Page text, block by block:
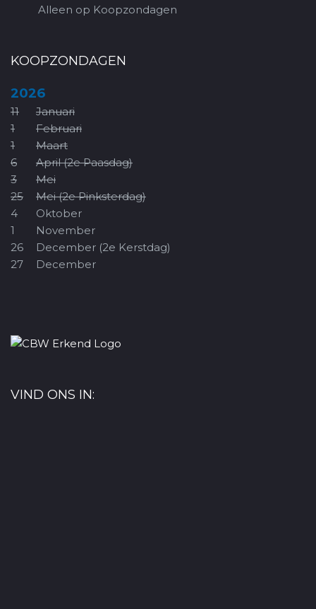
Alleen op Koopzondagen
KOOPZONDAGEN
2026
11
Januari
1
Februari
1
Maart
6
April (2e Paasdag)
3
Mei
25
Mei (2e Pinksterdag)
4
Oktober
1
November
26
December (2e Kerstdag)
27
December
VIND ONS IN: